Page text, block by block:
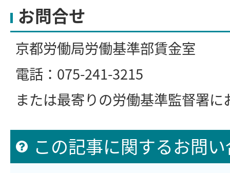
お問合せ
京都労働局労働基準部賃金室
電話：075-241-3215
または最寄りの労働基準監督署
この記事に関するお問